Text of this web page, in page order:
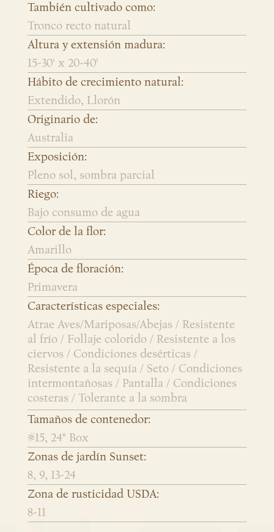
También cultivado como:
Tronco recto natural
Altura y extensión madura:
15-30' x 20-40'
Hábito de crecimiento natural:
Extendido, Llorón
Originario de:
Australia
Exposición:
Pleno sol, sombra parcial
Riego:
Bajo consumo de agua
Color de la flor:
Amarillo
Época de floración:
Primavera
Características especiales:
Atrae Aves/Mariposas/Abejas / Resistente
al frío / Follaje colorido / Resistente a los
ciervos / Condiciones desérticas /
Resistente a la sequía / Seto / Condiciones
intermontañosas / Pantalla / Condiciones
costeras / Tolerante a la sombra
Tamaños de contenedor:
#15, 24" Box
Zonas de jardín Sunset:
8, 9, 13-24
Zona de rusticidad USDA:
8-11